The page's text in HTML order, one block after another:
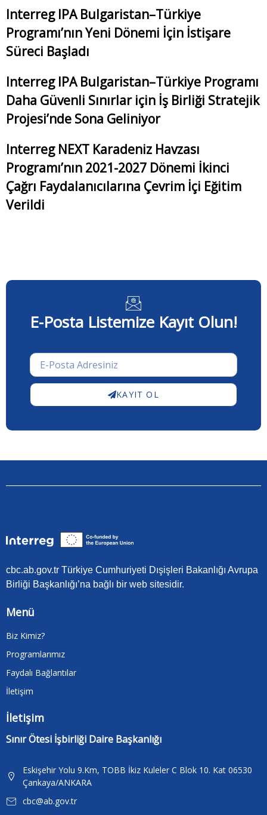
Interreg IPA Bulgaristan–Türkiye
Programı’nın Yeni Dönemi İçin İstişare
Süreci Başladı
Interreg IPA Bulgaristan–Türkiye Programı
Daha Güvenli Sınırlar için İş Birliği Stratejik
Projesi’nde Sona Geliniyor
Interreg NEXT Karadeniz Havzası
Programı’nın 2021-2027 Dönemi İkinci
Çağrı Faydalanıcılarına Çevrim İçi Eğitim
Verildi
E-Posta Listemize Kayıt Olun!
KAYIT OL
cbc.ab.gov.tr Türkiye Cumhuriyeti Dışişleri Bakanlığı Avrupa
Birliği Başkanlığı’na bağlı bir web sitesidir.
Menü
Biz Kimiz?
Programlarımız
Faydalı Bağlantılar
İletişim
İletişim
Sınır Ötesi İşbirliği Daire Başkanlığı
Eskişehir Yolu 9.Km, TOBB İkiz Kuleler C Blok 10. Kat 06530
Çankaya/ANKARA
cbc@ab.gov.tr